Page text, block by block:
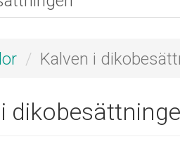
Kalven i